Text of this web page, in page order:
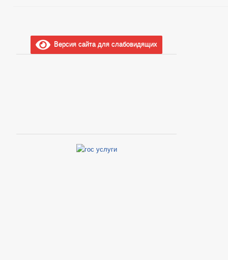
Версия сайта для слабовидящих